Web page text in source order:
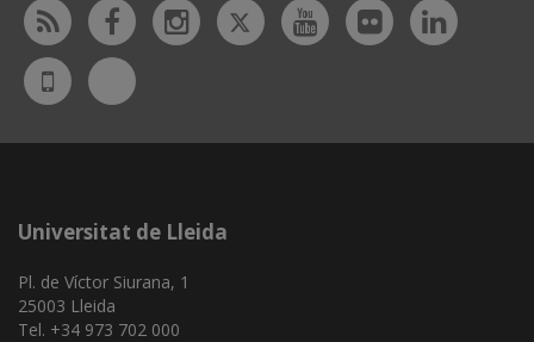
Rss FacebookInstagram
TwitterYoutubeFlickr
UdL
App
Bluesky
Universitat de Lleida
Pl. de Víctor Siurana, 1
25003 Lleida
Tel. +34 973 702 000